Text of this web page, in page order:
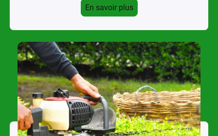
En savoir plus